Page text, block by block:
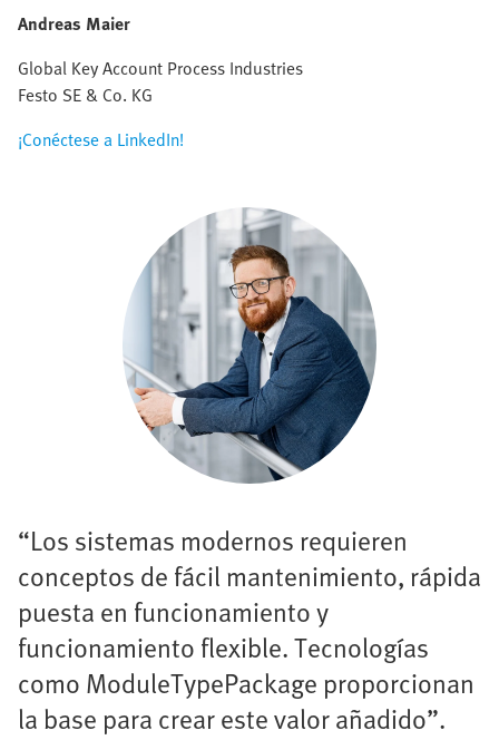
Andreas Maier
Global Key Account Process Industries
Festo SE & Co. KG
¡Conéctese a LinkedIn!
“Los sistemas modernos requieren
conceptos de fácil mantenimiento, rápida
puesta en funcionamiento y
funcionamiento flexible. Tecnologías
como ModuleTypePackage proporcionan
la base para crear este valor añadido”.